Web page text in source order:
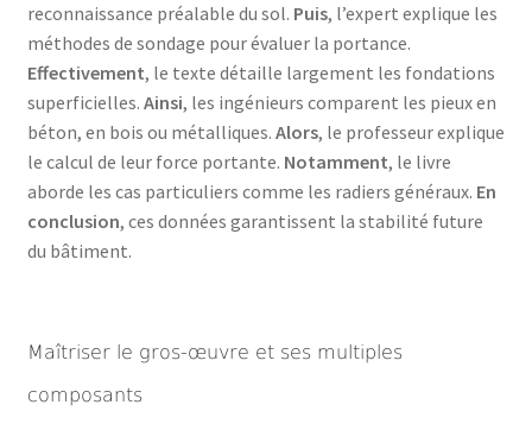
reconnaissance préalable du sol. Puis, l’expert explique les
méthodes de sondage pour évaluer la portance.
Effectivement, le texte détaille largement les fondations
superficielles. Ainsi, les ingénieurs comparent les pieux en
béton, en bois ou métalliques. Alors, le professeur explique
le calcul de leur force portante. Notamment, le livre
aborde les cas particuliers comme les radiers généraux. En
conclusion, ces données garantissent la stabilité future
du bâtiment.
Maîtriser le gros-œuvre et ses multiples
composants